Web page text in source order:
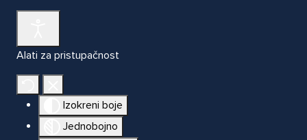
Alati za pristupačnost
Izokreni boje
Jednobojno